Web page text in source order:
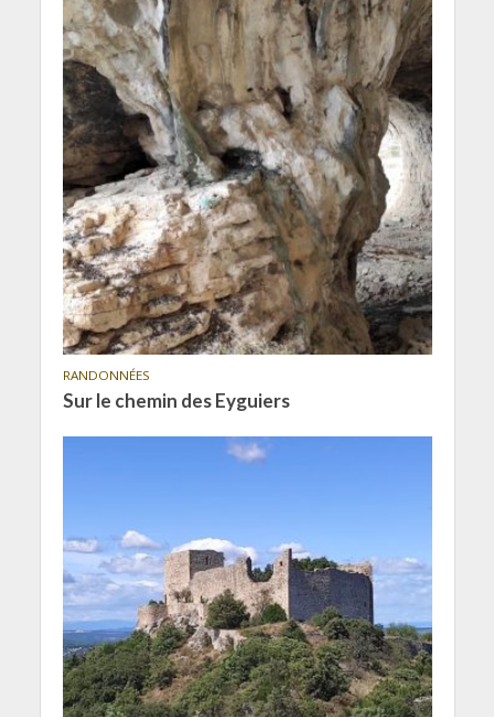
RANDONNÉES
Sur le chemin des Eyguiers